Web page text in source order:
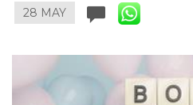
28 MAY